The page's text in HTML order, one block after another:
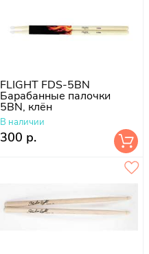
FLIGHT FDS-5BN
Барабанные палочки
5BN, клён
В наличии
300 р.